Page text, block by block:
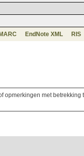
EndNote XML RIS
opmerkingen met